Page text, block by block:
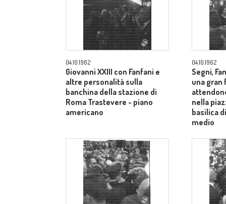
04.10.1962
Giovanni XXIII con Fanfani e
altre personalità sulla
banchina della stazione di
Roma Trastevere - piano
americano
04.10.1962
Segni,
una gran
nella
basilica
medio